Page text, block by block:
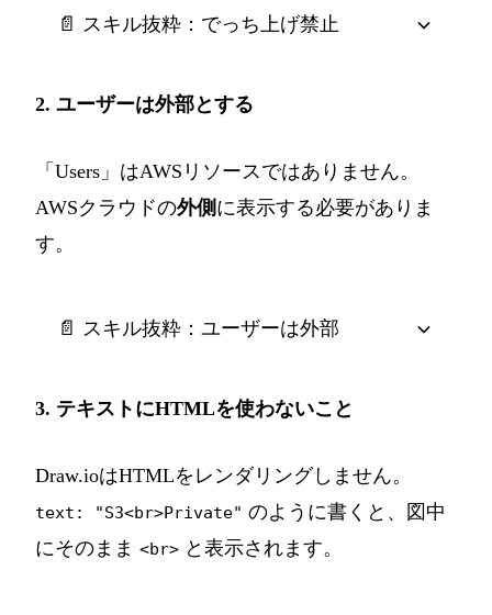
📄 スキル抜粋：でっち上げ禁止
2. ユーザーは外部とする
「Users」はAWSリソースではありません。
AWSクラウドの外側 に表示する必要がありま
す。
📄 スキル抜粋：ユーザーは外部
3. テキストにHTMLを使わないこと
Draw.ioはHTMLをレンダリングしません。
text: "S3<br>Private" のように書くと、図中
にそのまま <br> と表示されます。